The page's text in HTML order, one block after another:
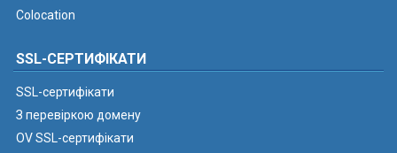
Colocation
SSL-СЕРТИФІКАТИ
SSL-сертифікати
З перевіркою домену
OV SSL-сертифікати